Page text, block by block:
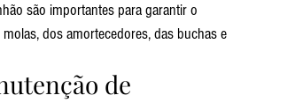
são importantes para garantir o
dos amortecedores, das buchas e
de